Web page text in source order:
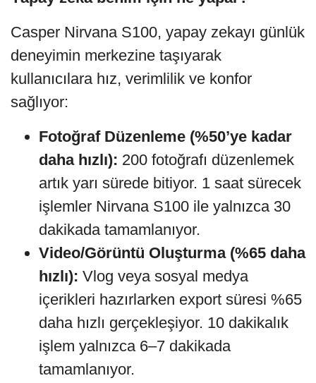
Casper Nirvana S100, yapay zekayı günlük
deneyimin merkezine taşıyarak
kullanıcılara hız, verimlilik ve konfor
sağlıyor:
Fotoğraf Düzenleme (%50’ye kadar
daha hızlı): 200 fotoğrafı düzenlemek
artık yarı sürede bitiyor. 1 saat sürecek
işlemler Nirvana S100 ile yalnızca 30
dakikada tamamlanıyor.
Video/Görüntü Oluşturma (%65 daha
hızlı): Vlog veya sosyal medya
içerikleri hazırlarken export süresi %65
daha hızlı gerçekleşiyor. 10 dakikalık
işlem yalnızca 6–7 dakikada
tamamlanıyor.